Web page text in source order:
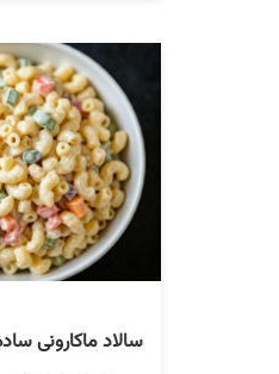
سالاد ماکارونی